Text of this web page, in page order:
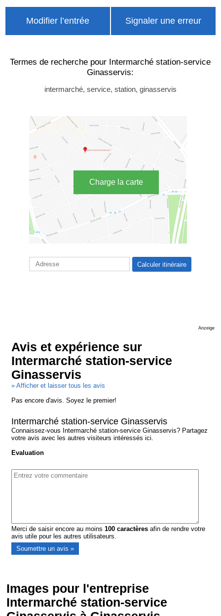
Modifier l’entrée Signaler une erreur
Termes de recherche pour Intermarché station-service
Ginasservis:
intermarché, service, station, ginasservis
Charge la carte
Anzeige
Avis et expérience sur
Intermarché station-service
Ginasservis
» Afficher et laisser tous les avis
Pas encore d'avis. Soyez le premier!
Intermarché station-service Ginasservis
Connaissez-vous Intermarché station-service Ginasservis? Partagez
votre avis avec les autres visiteurs intéressés ici.
Evaluation
Merci de saisir encore au moins100 caractères afin de rendre votre
avis utile pour les autres utilisateurs.
Images pour l'entreprise
Intermarché station-service